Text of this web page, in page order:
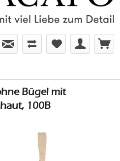
Bügel mit
100B